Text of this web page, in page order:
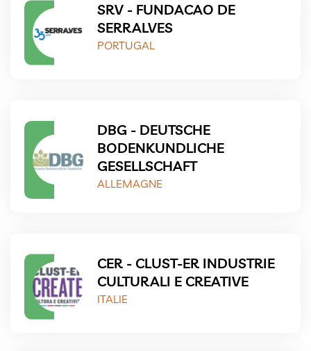
SRV - FUNDACAO DE
SERRALVES
PORTUGAL
DBG - DEUTSCHE
BODENKUNDLICHE
GESELLSCHAFT
ALLEMAGNE
CER - CLUST-ER INDUSTRIE
CULTURALI E CREATIVE
ITALIE